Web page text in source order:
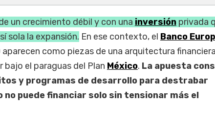
un crecimiento débil y con una inversiónprivada
sola la expansión. En ese contexto, el Banco
aparecen como piezas de una arquitectura
el paraguas del Plan México. La apuesta
y programas de desarrollo para destrabar
puede financiar solo sin tensionar más el